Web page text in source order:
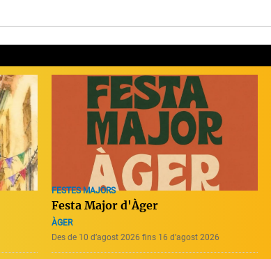
FESTES MAJORS
Festa Major d'Àger
ÀGER
Des de 10 d’agost 2026 fins 16 d’agost 2026